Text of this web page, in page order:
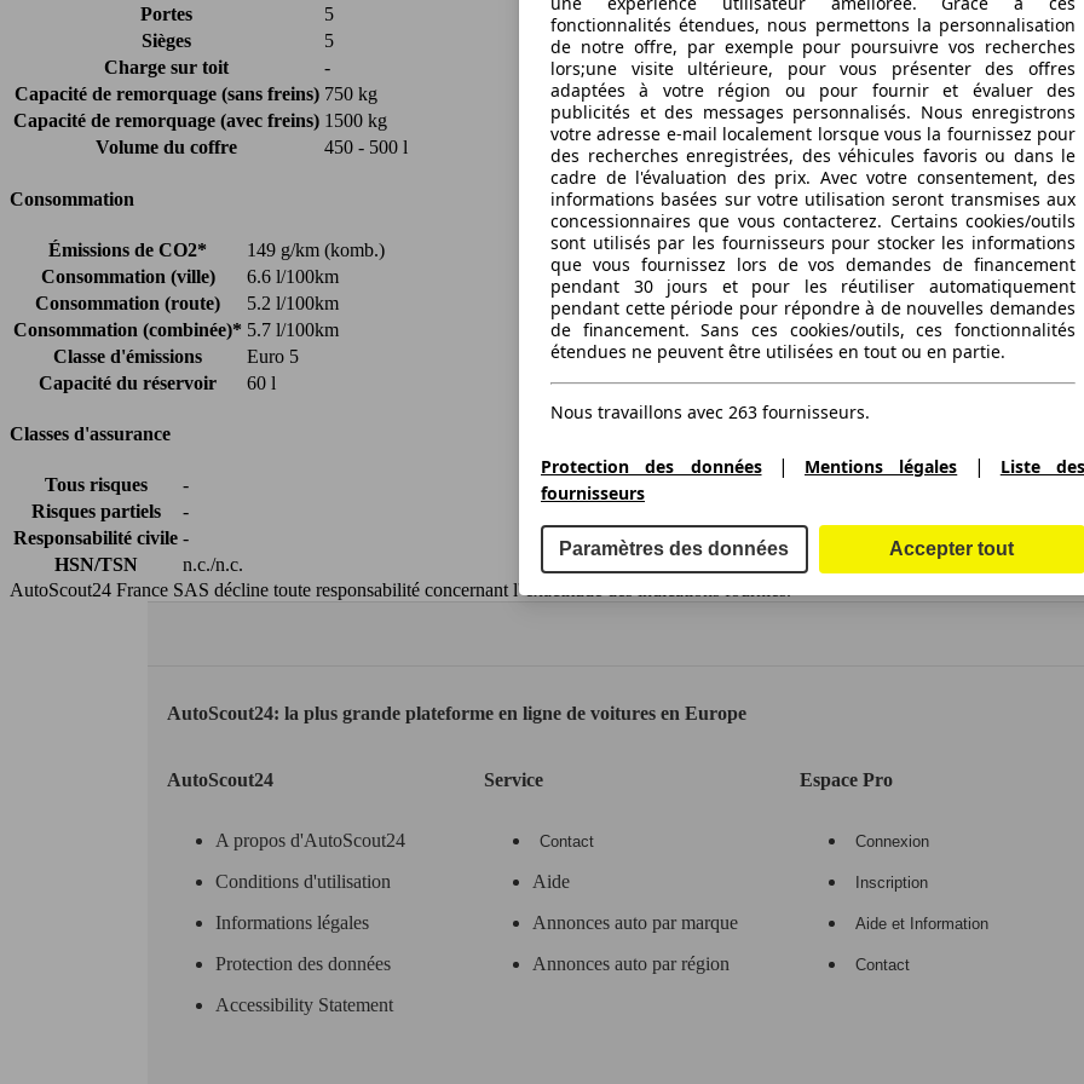
Portes
5
Sièges
5
Charge sur toit
-
Capacité de remorquage (sans freins) 750 kg
Capacité de remorquage (avec freins) 1500 kg
Volume du coffre
450 - 500 l
Consommation
Émissions de CO2*
149 g/km (komb.)
Consommation (ville)
6.6 l/100km
Consommation (route)
5.2 l/100km
Consommation (combinée)* 5.7 l/100km
Classe d'émissions
Euro 5
Capacité du réservoir
60 l
Classes d'assurance
Tous risques
-
Risques partiels
-
Responsabilité civile -
HSN/TSN
n.c./n.c.
AutoScout24 France SAS décline toute responsabilité concernant l''exactitude des indications fournies.
AutoScout24: la plus grande plateforme en ligne de voitures en Europe
AutoScout24
A propos d'AutoScout24
Conditions d'utilisation
Informations légales
Protection des données
Accessibility Statement
Service
Contact
Aide
Annonces auto par marque
Annonces auto par région
Espace Pro
Connexion
Inscription
Aide et Information
Contact
fonctionnalités étendues, nous permettons la personnalisation
de notre offre, par exemple pour poursuivre vos recherches
lors;une visite ultérieure, pour vous présenter des offres
adaptées à votre région ou pour fournir et évaluer des
publicités et des messages personnalisés. Nous enregistrons
votre adresse e-mail localement lorsque vous la fournissez pour
des recherches enregistrées, des véhicules favoris ou dans le
cadre de l'évaluation des prix. Avec votre consentement, des
informations basées sur votre utilisation seront transmises aux
concessionnaires que vous contacterez. Certains cookies/outils
sont utilisés par les fournisseurs pour stocker les informations
que vous fournissez lors de vos demandes de financement
pendant 30 jours et pour les réutiliser automatiquement
pendant cette période pour répondre à de nouvelles demandes
de financement. Sans ces cookies/outils, ces fonctionnalités
étendues ne peuvent être utilisées en tout ou en partie.
Nous travaillons avec 263 fournisseurs.
Protection des données| Mentions légales |
Liste des
fournisseurs
Paramètres des données Accepter tout